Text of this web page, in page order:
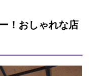
！おしゃれな店